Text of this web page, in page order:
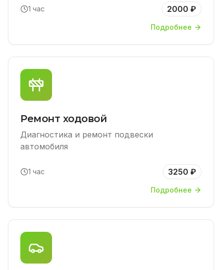
1 час 2000 ₽
Подробнее
Ремонт ходовой
Диагностика и ремонт подвески
автомобиля
1 час 3250 ₽
Подробнее